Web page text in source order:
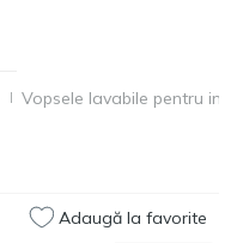
Vopsele lavabile pentru
Adaugă la favorite